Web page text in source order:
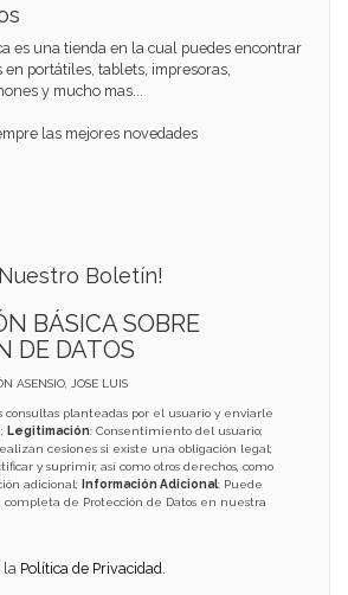
es una tienda en la cual puedes encontrar
en portátiles, tablets, impresoras,
y mucho mas...
las mejores novedades
Boletín!
BÁSICA SOBRE
DE DATOS
ASENSIO, JOSE LUIS
consultas planteadas por el usuario y enviarle
Legitimación: Consentimiento del usuario;
cesiones si existe una obligación legal;
y suprimir, así como otros derechos, como
adicional;
Información Adicional: Puede
de Protección de Datos en nuestra
la Política de Privacidad.